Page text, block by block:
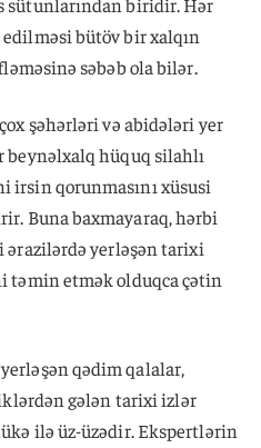
bütöv bir xalqın
səbəb ola bilər.
şəhərləri və abidələri yer
hüquq silahlı
irsin qorunmasını xüsusi
Buna baxmayaraq, hərbi
yerləşən tarixi
etmək olduqca çətin
qədim qalalar,
gələn tarixi izlər
ilə üz-üzədir. Ekspertlərin